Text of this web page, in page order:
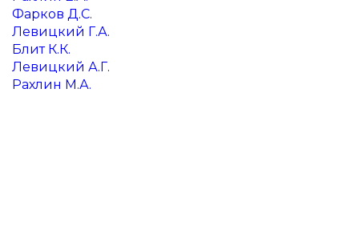
Фарков Д.С.
Левицкий Г.А.
Блит К.К.
Левицкий А.Г.
Рахлин М.А.